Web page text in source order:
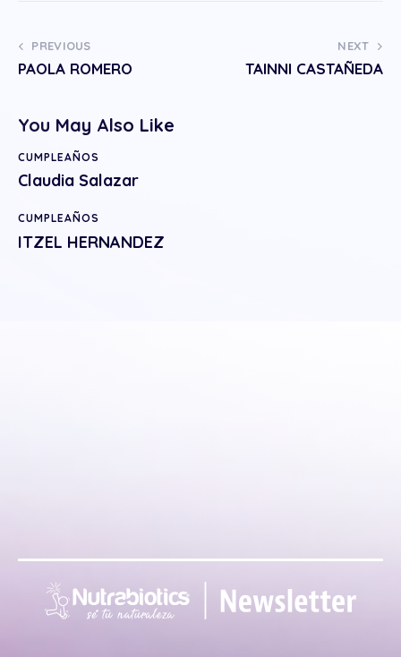
PREVIOUS
PAOLA ROMERO
NEXT
TAINNI CASTAÑEDA
You May Also Like
CUMPLEAÑOS
Claudia Salazar
CUMPLEAÑOS
ITZEL HERNANDEZ